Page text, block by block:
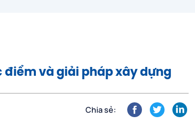
điểm và giải pháp xây dựng
Chia sẻ: